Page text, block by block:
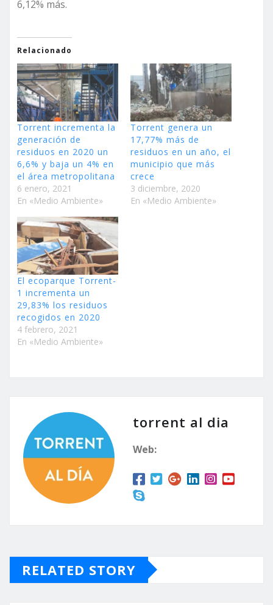
6,12% más.
Relacionado
Torrent incrementa la
generación de
residuos en 2020 un
6,6% y baja un 4% en
el área metropolitana
6 enero, 2021
En «Medio Ambiente»
Torrent genera un
17,77% más de
residuos en un año, el
municipio que más
crece
3 diciembre, 2020
En «Medio Ambiente»
El ecoparque Torrent-
1 incrementa un
29,83% los residuos
recogidos en 2020
4 febrero, 2021
En «Medio Ambiente»
torrent al dia
Web:
RELATED STORY